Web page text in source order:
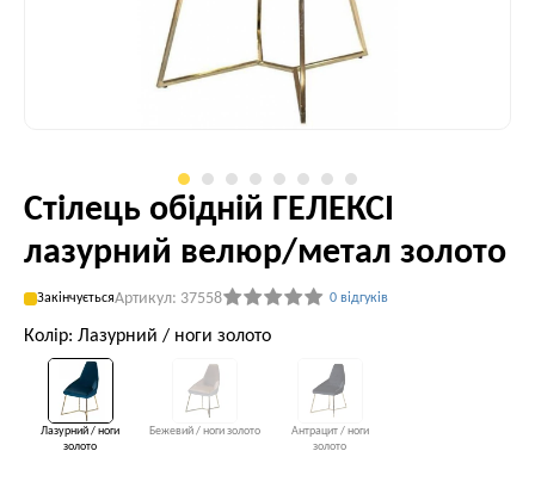
Стілець обідній ГЕЛЕКСІ
лазурний велюр/метал золото
ЗакінчуєтьсяАртикул: 37558 0 відгуків
Колір: Лазурний / ноги золото
Лазурний / ноги
золото
Бежевий / ноги золото
Антрацит / ноги
золото